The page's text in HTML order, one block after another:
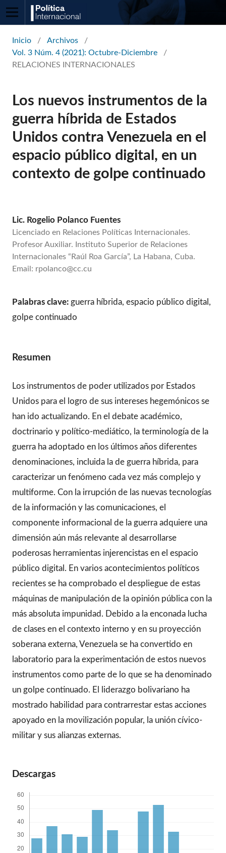
Inicio / Archivos
/
Vol. 3 Núm. 4 (2021): Octubre-Diciembre
/
RELACIONES INTERNACIONALES
Los nuevos instrumentos de la
guerra híbrida de Estados
Unidos contra Venezuela en el
espacio público digital, en un
contexto de golpe continuado
Lic. Rogelio Polanco Fuentes
Licenciado en Relaciones Políticas Internacionales.
Profesor Auxiliar. Instituto Superior de Relaciones
Internacionales “Raúl Roa García”, La Habana, Cuba.
Email: rpolanco@cc.cu
Palabras clave: guerra híbrida, espacio público digital,
golpe continuado
Resumen
Los instrumentos de poder utilizados por Estados
Unidos para el logro de sus intereses hegemónicos se
han ido actualizando. En el debate académico,
doctrinario y político-mediático, la terminología de la
guerra ha adoptado en los últimos años diferentes
denominaciones, incluida la de guerra híbrida, para
caracterizar un fenómeno cada vez más complejo y
multiforme. Con la irrupción de las nuevas tecnologías
de la información y las comunicaciones, el
componente informacional de la guerra adquiere una
dimensión aún más relevante al desarrollarse
poderosas herramientas injerencistas en el espacio
público digital. En varios acontecimientos políticos
recientes se ha comprobado el despliegue de estas
máquinas de manipulación de la opinión pública con la
más absoluta impunidad. Debido a la enconada lucha
de clases en el contexto interno y en su proyección
soberana externa, Venezuela se ha convertido en
laboratorio para la experimentación de estos nuevos
instrumentos como parte de lo que se ha denominado
un golpe continuado. El liderazgo bolivariano ha
mostrado habilidad para contrarrestar estas acciones
apoyado en la movilización popular, la unión cívico-
militar y sus alianzas externas.
Descargas